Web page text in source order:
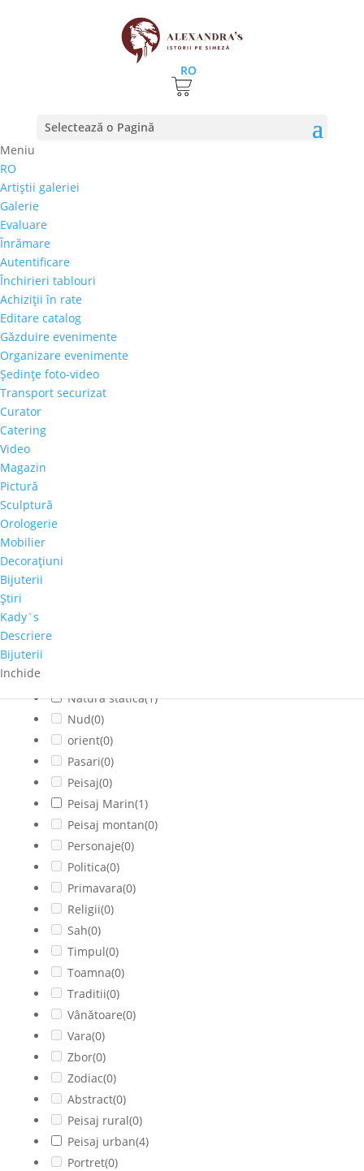
RO
Selectează o Pagină
Meniu
RO
Artiştii galeriei
Galerie
Evaluare
Înrămare
Autentificare
Închirieri tablouri
Achiziţii în rate
Editare catalog
Găzduire evenimente
Organizare evenimente
Şedinţe foto-video
Transport securizat
Curator
Catering
Video
Magazin
Pictură
Sculptură
Orologerie
Mobilier
Decoraţiuni
Bijuterii
Ştiri
Kady`s
Descriere
Bijuterii
Inchide
Prima pagină⚊Magazin
Preţ orientativ
Autor
Perioada
Stil/Şcoală
Tip lucrare
Tehnică
Temă
Cai-Hipism(0)
Citadin
Cladiri faimoase
Natura statica(1)
Nud(0)
orient(0)
Pasari(0)
Peisaj(0)
Peisaj Marin(1)
Peisaj montan(0)
Personaje(0)
Politica(0)
Primavara(0)
Religii(0)
Sah(0)
Timpul(0)
Toamna(0)
Traditii(0)
Vânătoare(0)
Vara(0)
Zbor(0)
Zodiac(0)
Abstract(0)
Peisaj rural(0)
Peisaj urban(4)
Portret(0)